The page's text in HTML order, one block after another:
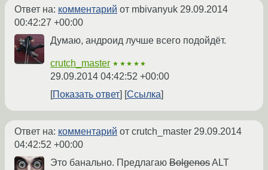
Ответ на: комментарий от mbivanyuk 29.09.2014
00:42:27 +00:00
Думаю, андроид лучше всего подойдёт.
crutch_master ★★★★★
29.09.2014 04:42:52 +00:00
Показать ответ
Ссылка
Ответ на: комментарий от crutch_master 29.09.2014
04:42:52 +00:00
Это банально. Предлагаю BolgenosALT